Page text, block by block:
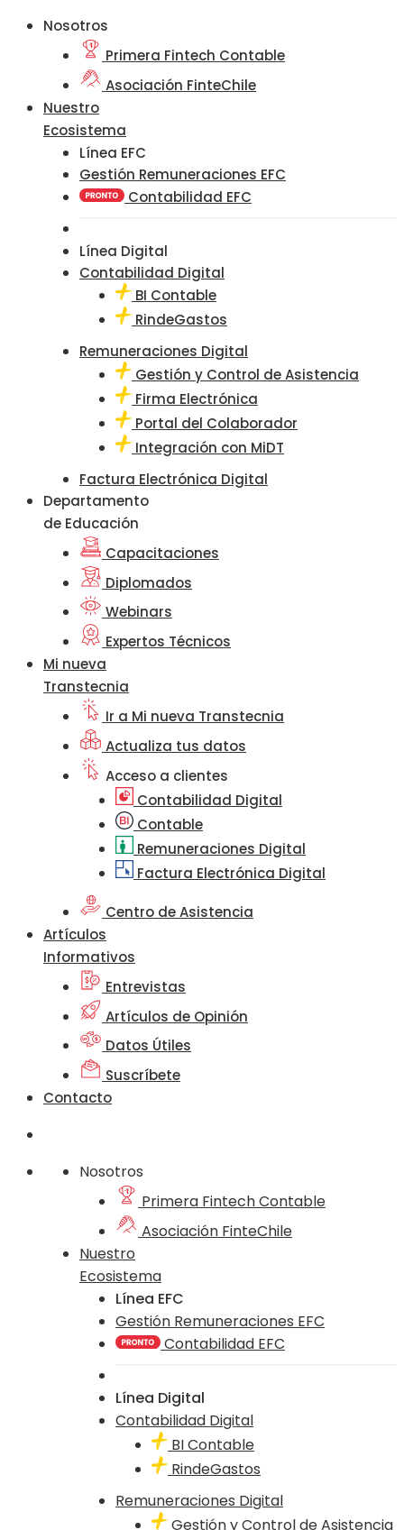
Nosotros
Primera Fintech Contable
Asociación FinteChile
Nuestro
Ecosistema
Línea EFC
Gestión Remuneraciones EFC
Contabilidad EFC
Línea Digital
Contabilidad Digital
BI Contable
RindeGastos
Remuneraciones Digital
Gestión y Control de Asistencia
Firma Electrónica
Portal del Colaborador
Integración con MiDT
Factura Electrónica Digital
Departamento
de Educación
Capacitaciones
Diplomados
Webinars
Expertos Técnicos
Mi nueva
Transtecnia
Ir a Mi nueva Transtecnia
Actualiza tus datos
Acceso a clientes
Contabilidad Digital
Contable
Remuneraciones Digital
Factura Electrónica Digital
Centro de Asistencia
Artículos
Informativos
Entrevistas
Artículos de Opinión
Datos Útiles
Suscríbete
Contacto
Nosotros
Primera Fintech Contable
Asociación FinteChile
Nuestro
Ecosistema
Línea EFC
Gestión Remuneraciones EFC
Contabilidad EFC
Línea Digital
Contabilidad Digital
BI Contable
RindeGastos
Remuneraciones Digital
Gestión y Control de Asistencia